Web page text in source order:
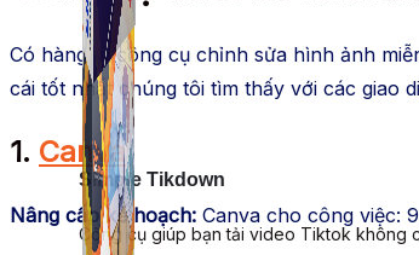
Simple Tikdown
Công cụ giúp bạn tải video Tiktok không
Có hàng tá công cụ chỉnh sửa hình ảnh
cái tốt nhất chúng tôi tìm thấy với các giao
1. Canva
Nâng cấp kế hoạch: Canva cho công việc: